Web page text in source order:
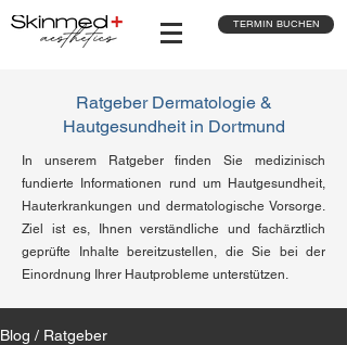
TERMIN BUCHEN
Ratgeber Dermatologie &
Hautgesundheit in Dortmund
In unserem Ratgeber finden Sie medizinisch
fundierte Informationen rund um Hautgesundheit,
Hauterkrankungen und dermatologische Vorsorge.
Ziel ist es, Ihnen verständliche und fachärztlich
geprüfte Inhalte bereitzustellen, die Sie bei der
Einordnung Ihrer Hautprobleme unterstützen.
Blog / Ratgeber